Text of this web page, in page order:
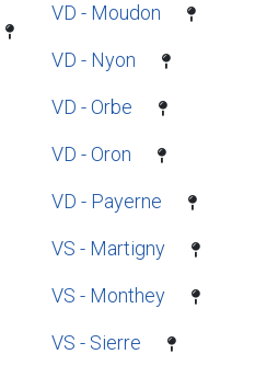
VD - Moudon
VD - Nyon
VD - Orbe
VD - Oron
VD - Payerne
VS - Martigny
VS - Monthey
VS - Sierre